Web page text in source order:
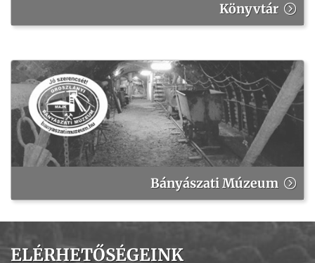
Könyvtár
Bányászati Múzeum
ELÉRHETŐSÉGEINK